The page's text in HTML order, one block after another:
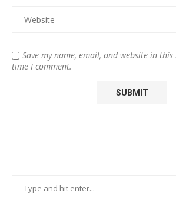
Save my name, email, and website in
time I comment.